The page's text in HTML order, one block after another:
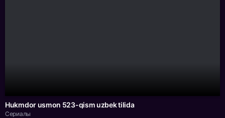
Hukmdor usmon 523-qism uzbek tilida
Сериалы